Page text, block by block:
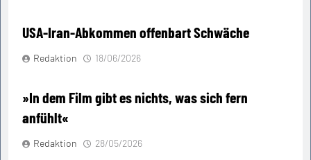
USA-Iran-Abkommen offenbart Schwäche
Redaktion 18/06/2026
»In dem Film gibt es nichts, was sich fern
anfühlt«
Redaktion 28/05/2026